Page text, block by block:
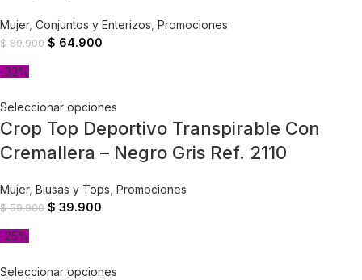
Mujer, Conjuntos y Enterizos Promociones
$89.900 $ 64.900
-33%
Seleccionar opciones
Crop Top Deportivo Transpirable Con
Cremallera – Negro Gris Ref. 2110
Mujer, Blusas y Tops Promociones
$59.900 $ 39.900
-25%
Seleccionar opciones